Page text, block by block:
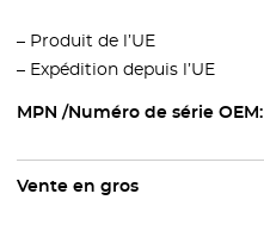
– Produit de l’UE
– Expédition depuis l’UE
MPN /Numéro de série OEM:
Vente en gros